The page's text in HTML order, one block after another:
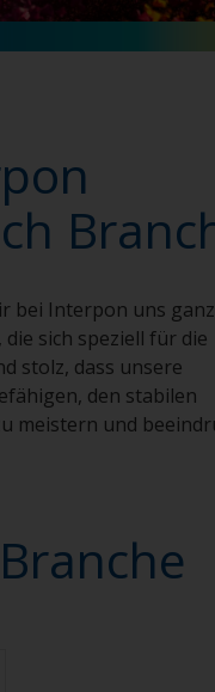
bei Interpon uns
sich speziell für die
stolz, dass unsere
den stabilen
meistern und